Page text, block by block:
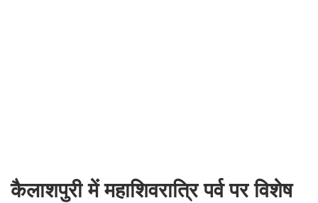
कैलाशपुरी में महाशिवरात्रि पर्व पर विशेष